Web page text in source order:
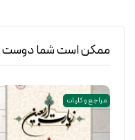
ممکن است شما دوست
مراجع و کلیات